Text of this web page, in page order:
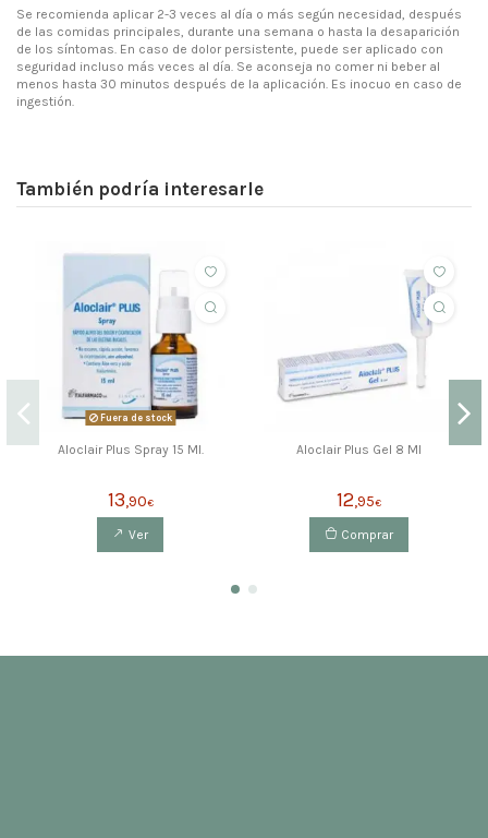
Se recomienda aplicar 2-3 veces al día o más según necesidad, después
de las comidas principales, durante una semana o hasta la desaparición
de los síntomas. En caso de dolor persistente, puede ser aplicado con
seguridad incluso más veces al día. Se aconseja no comer ni beber al
menos hasta 30 minutos después de la aplicación. Es inocuo en caso de
ingestión.
También podría interesarle
Fuera de stock
Aloclair Plus Spray 15 Ml.
13,90€
Ver
Aloclair Plus Gel 8 Ml
12,95€
Comprar